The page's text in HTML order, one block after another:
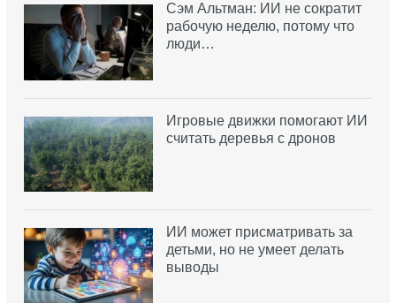
Сэм Альтман: ИИ не сократит
рабочую неделю, потому что
люди…
Игровые движки помогают ИИ
считать деревья с дронов
ИИ может присматривать за
детьми, но не умеет делать
выводы